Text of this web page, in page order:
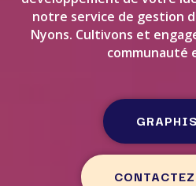
notre service de gestion
Nyons. Cultivons et
communauté